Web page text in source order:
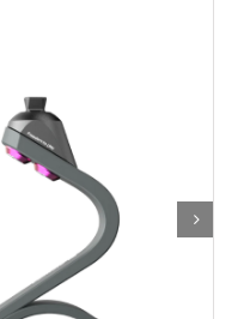
